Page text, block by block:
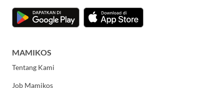
MAMIKOS
Tentang Kami
Job Mamikos